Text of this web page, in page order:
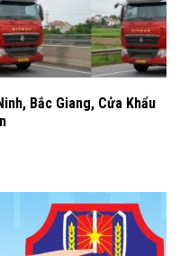
Bắc Giang, Cửa Khẩu